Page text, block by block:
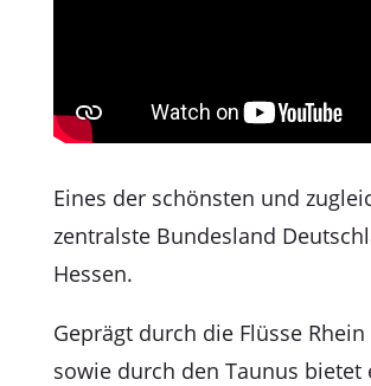
Eines der schönsten und
zentralste Bundesland
Hessen.
Geprägt durch die Flüsse
sowie durch den Taunus bietet